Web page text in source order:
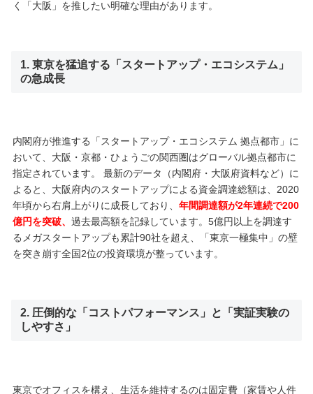
く「大阪」を推したい明確な理由があります。
1. 東京を猛追する「スタートアップ・エコシステム」
の急成長
内閣府が推進する「スタートアップ・エコシステム 拠点都市」に
おいて、大阪・京都・ひょうごの関西圏はグローバル拠点都市に
指定されています。 最新のデータ（内閣府・大阪府資料など）に
よると、大阪府内のスタートアップによる資金調達総額は、2020
年頃から右肩上がりに成長しており、 年間調達額が2年連続で200
億円を突破、 過去最高額を記録しています。5億円以上を調達す
るメガスタートアップも累計90社を超え、「東京一極集中」の壁
を突き崩す全国2位の投資環境が整っています。
2. 圧倒的な「コストパフォーマンス」と「実証実験の
しやすさ」
東京でオフィスを構え、生活を維持するのは固定費（家賃や人件